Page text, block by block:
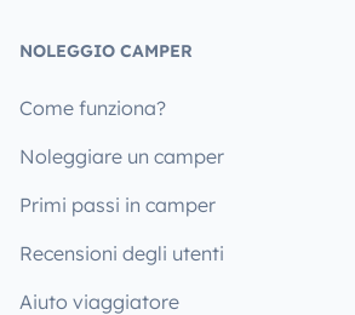
NOLEGGIO CAMPER
Come funziona?
Noleggiare un camper
Primi passi in camper
Recensioni degli utenti
Aiuto viaggiatore